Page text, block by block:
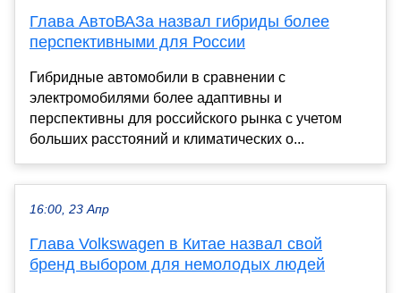
Глава АвтоВАЗа назвал гибриды более
перспективными для России
Гибридные автомобили в сравнении с
электромобилями более адаптивны и
перспективны для российского рынка с учетом
больших расстояний и климатических о...
16:00, 23 Апр
Глава Volkswagen в Китае назвал свой
бренд выбором для немолодых людей